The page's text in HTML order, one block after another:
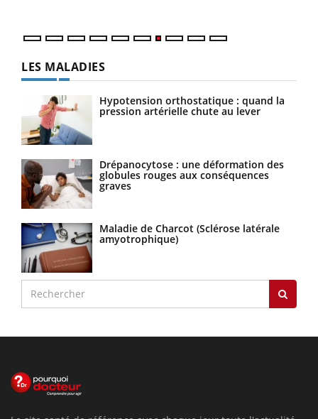
LES MALADIES
Hypotension orthostatique : quand la
pression artérielle chute au lever
Drépanocytose : une déformation des
globules rouges aux conséquences
graves
Maladie de Charcot (Sclérose latérale
amyotrophique)